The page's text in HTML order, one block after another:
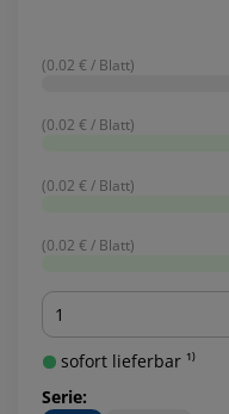
(0.02 € / Blatt)
(0.02 € / Blatt)
(0.02 € / Blatt)
(0.02 € / Blatt)
Menge
sofort lieferbar ¹⁾
Serie: